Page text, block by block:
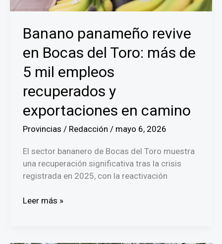
Banano panameño revive
en Bocas del Toro: más de
5 mil empleos
recuperados y
exportaciones en camino
Provincias / Redacción / mayo 6, 2026
El sector bananero de Bocas del Toro muestra
una recuperación significativa tras la crisis
registrada en 2025, con la reactivación
Banano
Leer más »